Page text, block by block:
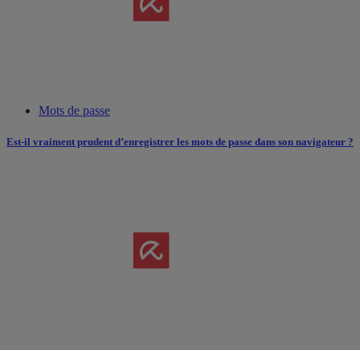
Mots de passe
Est-il vraiment prudent d’enregistrer les mots de passe dans son navigateur ?